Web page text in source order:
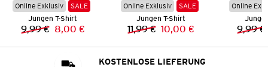
Online Exklusiv
SALE
Jungen T-Shirt
Vorheriger Preis:
9,99 € Neuer Preis:
8,00 €
Online Exklusiv
SALE
Jungen T-Shirt
Vorheriger Preis:
11,99 € Neuer Preis:
10,00 €
Online
9,99 €
KOSTENLOSE LIEFERUNG